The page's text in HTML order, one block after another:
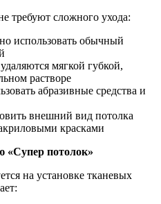
требуют сложного ухода:
использовать обычный
мягкой губкой,
растворе
абразивные средства и
внешний вид потолка
красками
потолок»
на установке тканевых